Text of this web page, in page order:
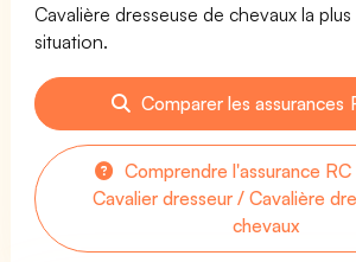
Cavalière dresseuse de chevaux la
situation.
Comparer les assurances
Comprendre l'assurance
Cavalier dresseur / Cavalière
chevaux